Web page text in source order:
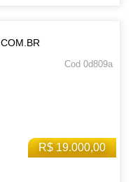
R$ 19.000,00
Cod 0d809a